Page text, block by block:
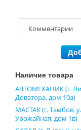
Комментарии
Наличие товара
АВТОМЕХАНИК (г.
Доватора, дом 10а)
МАСТАК (г. Тамбов,
Урожайная, дом 1в)